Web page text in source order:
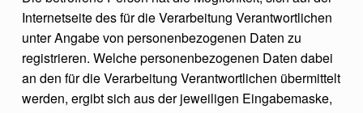
Internetseite des für die Verarbeitung Verantwortlichen
unter Angabe von personenbezogenen Daten zu
registrieren. Welche personenbezogenen Daten dabei
an den für die Verarbeitung Verantwortlichen übermittelt
werden, ergibt sich aus der jeweiligen Eingabemaske,